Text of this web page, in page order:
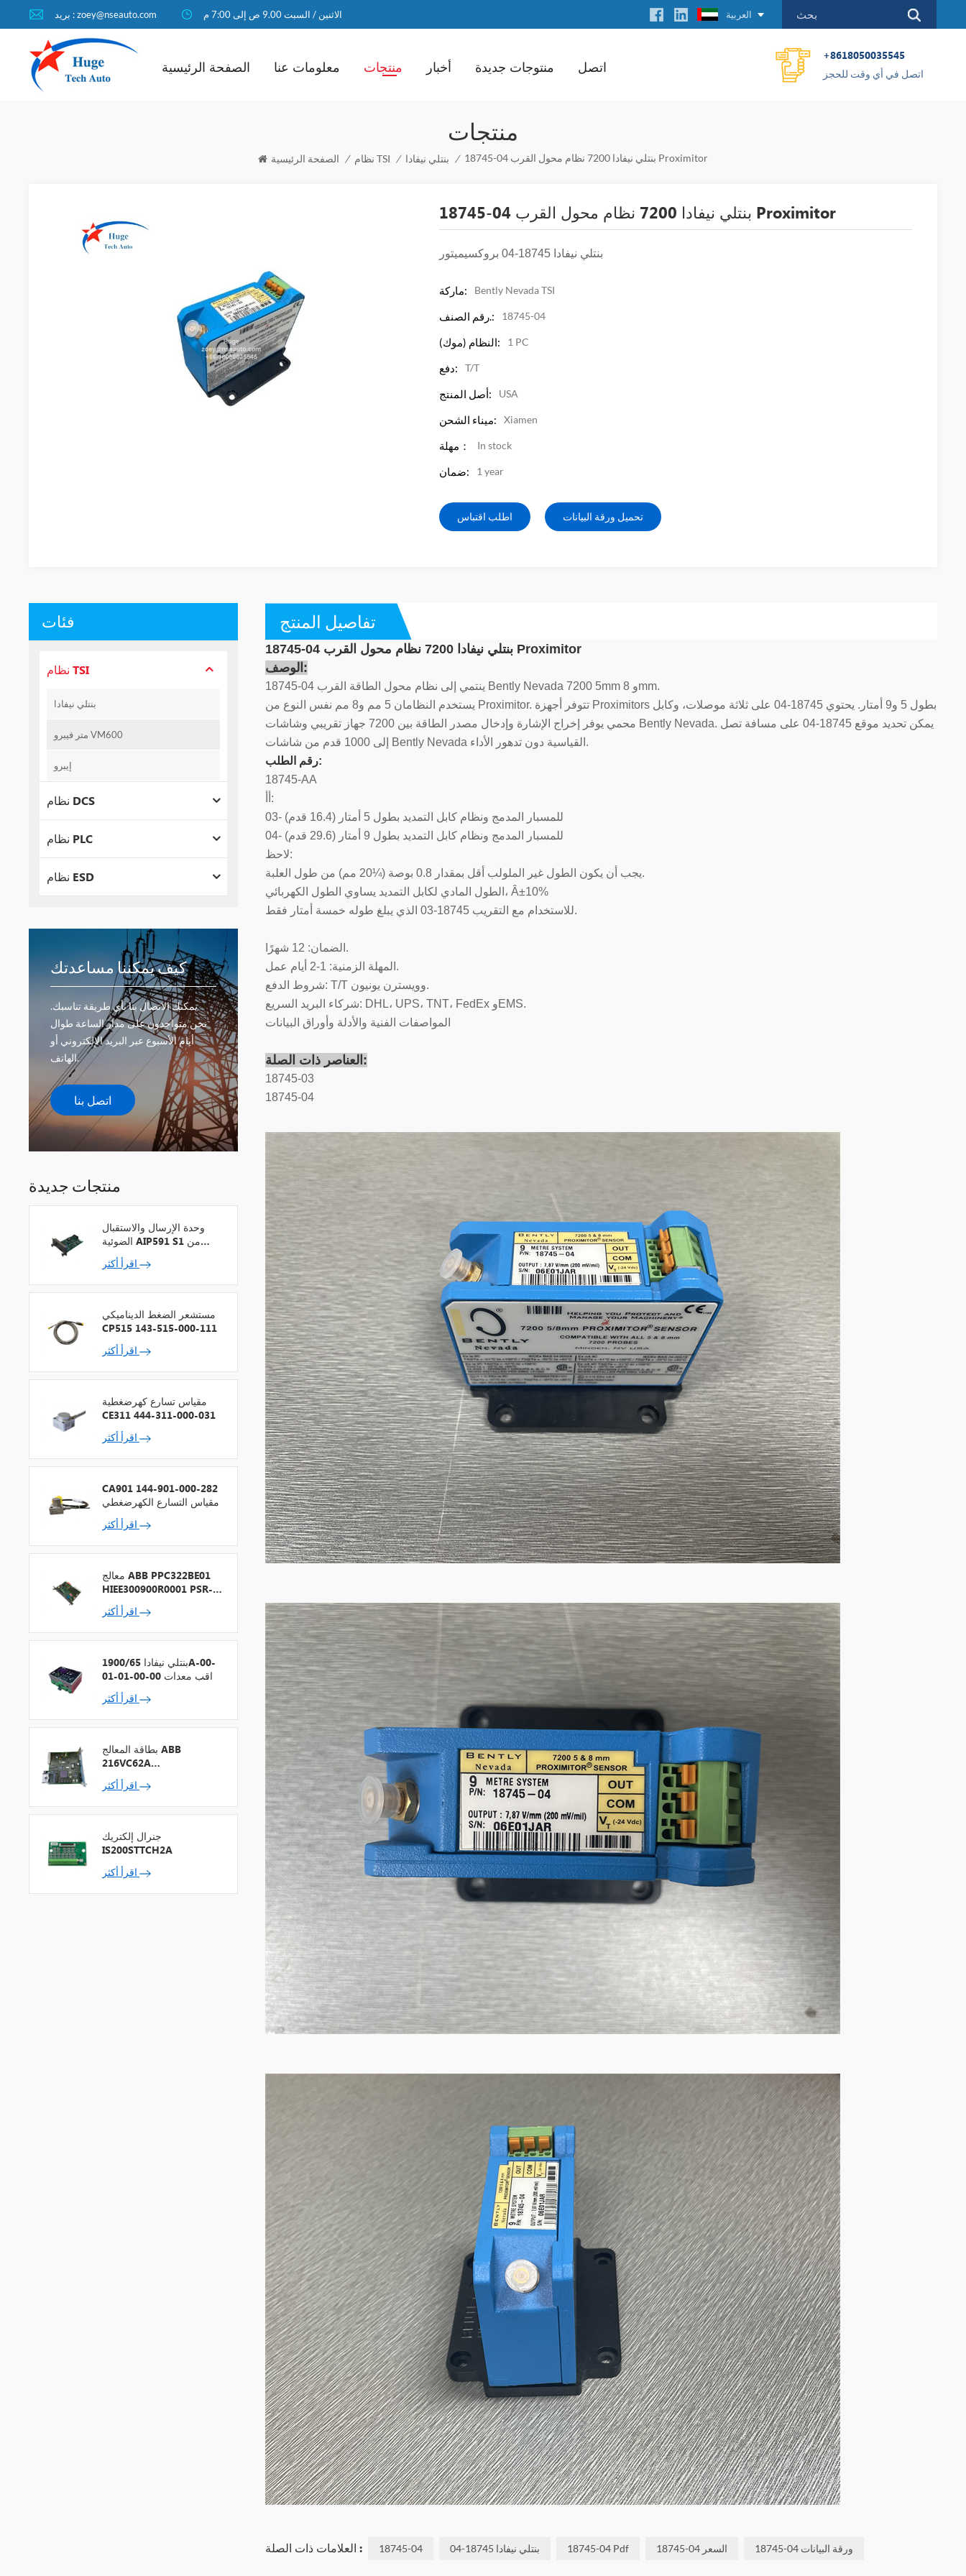
بريد : zoey@nseauto.com الاثنين / السبت 9.00 ص إلى 7:00 م العربية
الصفحة الرئيسية معلومات عنا منتجات أخبار منتوجات جديدة اتصل
+8618050035545
اتصل في أي وقت للحجز
منتجات
الصفحة الرئيسية / نظام TSI / بنتلي نيفادا / 18745-04 بنتلي نيفادا 7200 نظام محول القرب Proximitor
18745-04 بنتلي نيفادا 7200 نظام محول القرب Proximitor
بنتلي نيفادا18745-04 بروكسيميتور
ماركة: Bently Nevada TSI
رقم الصنف.: 18745-04
النظام (موك): 1 PC
دفع: T/T
أصل المنتج: USA
ميناء الشحن: Xiamen
مهلة： In stock
ضمان: 1 year
اطلب اقتباس تحميل ورقة البيانات
تفاصيل المنتج
18745-04 بنتلي نيفادا 7200 نظام محول القرب Proximitor
الوصف:
18745-04 ينتمي إلى نظام محول الطاقة القرب Bently Nevada 7200 5mm و 8mm.
يستخدم النظامان 5 مم و8 مم نفس النوع من Proximitor. تتوفر أجهزة Proximitors بطول 5 و9 أمتار. يحتوي 18745-04 على ثلاثة موصلات، وكابل
محمي يوفر إخراج الإشارة وإدخال مصدر الطاقة بين 7200 جهاز تقريبي وشاشات Bently Nevada. يمكن تحديد موقع 18745-04 على مسافة تصل
إلى 1000 قدم من شاشات Bently Nevada القياسية دون تدهور الأداء.
رقم الطلب:
18745-AA
أأ:
03- للمسبار المدمج ونظام كابل التمديد بطول 5 أمتار (16.4 قدم)
04- للمسبار المدمج ونظام كابل التمديد بطول 9 أمتار (29.6 قدم)
لاحظ:
يجب أن يكون الطول غير الملولب أقل بمقدار 0.8 بوصة (¼20 مم) من طول العلبة.
الطول المادي لكابل التمديد يساوي الطول الكهربائي، Â±10%
للاستخدام مع التقريب 18745-03 الذي يبلغ طوله خمسة أمتار فقط.
الضمان: 12 شهرًا.
المهلة الزمنية: 1-2 أيام عمل.
شروط الدفع: T/T وويسترن يونيون.
شركاء البريد السريع: DHL، UPS، TNT، FedEx وEMS.
المواصفات الفنية والأدلة وأوراق البيانات
العناصر ذات الصلة:
18745-03
18745-04
العلامات ذات الصلة : 18745-04 بنتلي نيفادا 18745-04 18745-04 Pdf 18745-04 السعر 18745-04 ورقة البيانات
فئات
نظام TSI
بنتلي نيفادا
متر فيبرو VM600
إيبرو
نظام DCS
نظام PLC
نظام ESD
كيف يمكننا مساعدتك
يمكنك الاتصال بنا بأي طريقة تناسبك.
نحن متواجدون على مدار الساعة طوال
أيام الأسبوع عبر البريد الإلكتروني أو
الهاتف.
اتصل بنا
منتجات جديدة
وحدة الإرسال والاستقبال
الضوئية AIP591 S1 من
شركة يوكوجاوا لمكرر شبكة
V
مستشعر الضغط الديناميكي
CP515 143-515-000-111
مقياس تسارع كهرضغطية
CE311 444-311-000-031
CA901 144-901-000-282
مقياس التسارع الكهرضغطي
معالج ABB PPC322BE01
HIEE300900R0001 PSR-2
+ ناقل المجال
بنتلي نيفادا 1900/65A-00-
01-01-00-00 مراقب معدات
الأغراض العامة
بطاقة المعالج ABB
216VC62A
HESG324442R13
جنرال إلكتريك
IS200STTCH2A